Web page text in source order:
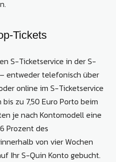
Tickets
S-Ticketservice in der S-
entweder telefonisch über
online im S-Ticketservice
bis zu 7,50 Euro Porto beim
je nach Kontomodell eine
Prozent des
von vier Wochen
Ihr S-Quin Konto gebucht.